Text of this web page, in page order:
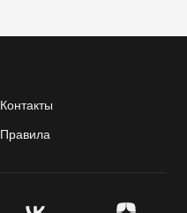
Контакты
Правила